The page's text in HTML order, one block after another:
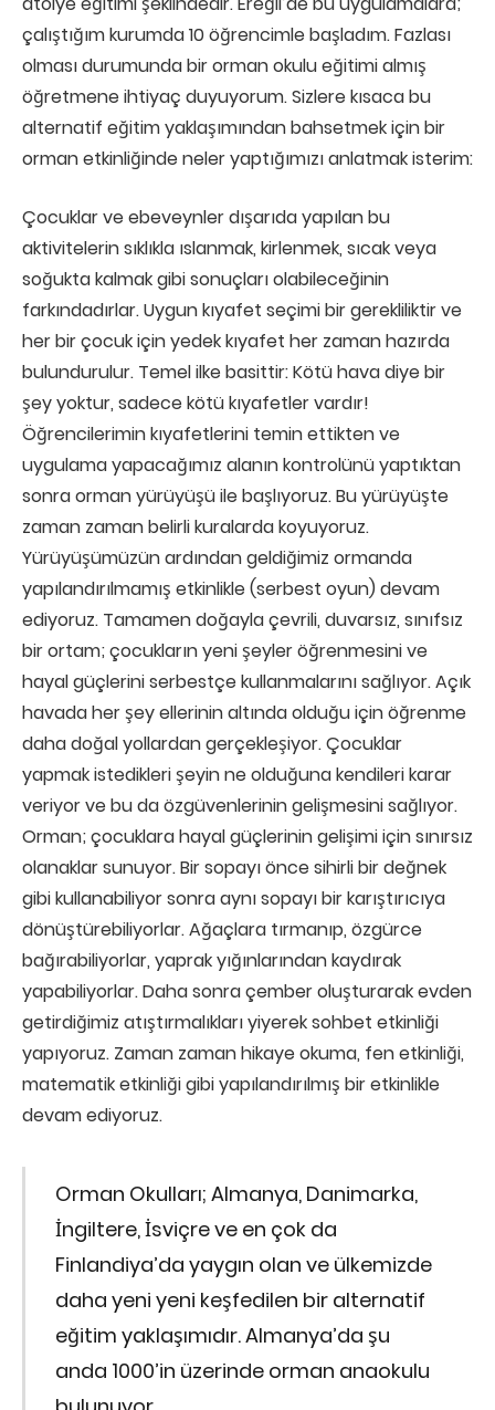
çalıştığım kurumda 10 öğrencimle başladım. Fazlası
olması durumunda bir orman okulu eğitimi almış
öğretmene ihtiyaç duyuyorum. Sizlere kısaca bu
alternatif eğitim yaklaşımından bahsetmek için bir
orman etkinliğinde neler yaptığımızı anlatmak isterim:
Çocuklar ve ebeveynler dışarıda yapılan bu
aktivitelerin sıklıkla ıslanmak, kirlenmek, sıcak veya
soğukta kalmak gibi sonuçları olabileceğinin
farkındadırlar. Uygun kıyafet seçimi bir gerekliliktir ve
her bir çocuk için yedek kıyafet her zaman hazırda
bulundurulur. Temel ilke basittir: Kötü hava diye bir
şey yoktur, sadece kötü kıyafetler vardır!
Öğrencilerimin kıyafetlerini temin ettikten ve
uygulama yapacağımız alanın kontrolünü yaptıktan
sonra orman yürüyüşü ile başlıyoruz. Bu yürüyüşte
zaman zaman belirli kuralarda koyuyoruz.
Yürüyüşümüzün ardından geldiğimiz ormanda
yapılandırılmamış etkinlikle (serbest oyun) devam
ediyoruz. Tamamen doğayla çevrili, duvarsız, sınıfsız
bir ortam; çocukların yeni şeyler öğrenmesini ve
hayal güçlerini serbestçe kullanmalarını sağlıyor. Açık
havada her şey ellerinin altında olduğu için öğrenme
daha doğal yollardan gerçekleşiyor. Çocuklar
yapmak istedikleri şeyin ne olduğuna kendileri karar
veriyor ve bu da özgüvenlerinin gelişmesini sağlıyor.
Orman; çocuklara hayal güçlerinin gelişimi için sınırsız
olanaklar sunuyor. Bir sopayı önce sihirli bir değnek
gibi kullanabiliyor sonra aynı sopayı bir karıştırıcıya
dönüştürebiliyorlar. Ağaçlara tırmanıp, özgürce
bağırabiliyorlar, yaprak yığınlarından kaydırak
yapabiliyorlar. Daha sonra çember oluşturarak evden
getirdiğimiz atıştırmalıkları yiyerek sohbet etkinliği
yapıyoruz. Zaman zaman hikaye okuma, fen etkinliği,
matematik etkinliği gibi yapılandırılmış bir etkinlikle
devam ediyoruz.
Orman Okulları; Almanya, Danimarka,
İngiltere, İsviçre ve en çok da
Finlandiya’da yaygın olan ve ülkemizde
daha yeni yeni keşfedilen bir alternatif
eğitim yaklaşımıdır. Almanya’da şu
anda 1000’in üzerinde orman anaokulu